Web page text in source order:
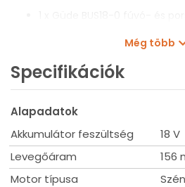
Tápfeszültség: 18 V
Védelmi osztály (IP): X0
Levegő térfogatáram: 156 m³/h
Súly akkumulátorral együtt:
Tömeg akkumulátor nélkül:
Még több
Specifikációk
Alapadatok
Akkumulátor feszültség
18 V
Levegőáram
156
Motor típusa